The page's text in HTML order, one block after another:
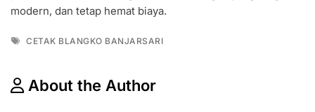
modern, dan tetap hemat biaya.
Tags
CETAK BLANGKO BANJARSARI
About the Author